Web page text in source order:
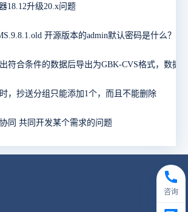
18.12升级20.x问题
开源版本的admin默认密码是什么？
，抄送分组只能添加1个，而且不能删除
同 共同开发某个需求的问题
咨询